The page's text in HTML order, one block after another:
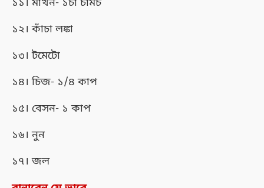
১১। মাখন- ১চা চামচ
১২। কাঁচা লঙ্কা
১৩। টমেটো
১৪। চিজ- ১/৪ কাপ
১৫। বেসন- ১ কাপ
১৬। নুন
১৭। জল